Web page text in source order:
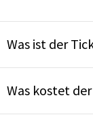
Was ist der
Was kostet